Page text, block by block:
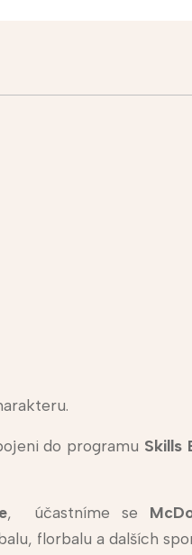
do programu Skills
, účastníme se
florbalu a dalších